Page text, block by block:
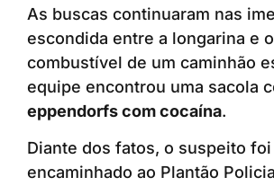
As buscas continuaram nas
escondida entre a longarina e
combustível de um caminhão
equipe encontrou uma sacola
eppendorfs com cocaína.
Diante dos fatos, o suspeito foi
encaminhado ao Plantão